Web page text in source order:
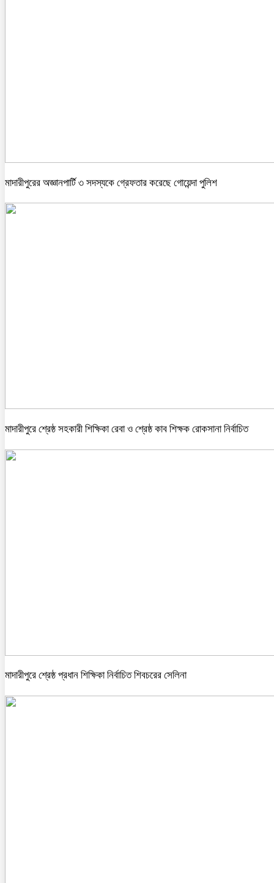
মাদারীপুরের অজ্ঞানপার্টি ৩ সদস্যকে গ্রেফতার করেছে গোয়েন্দা পুলিশ
মাদারীপুরে শ্রেষ্ঠ সহকারী শিক্ষিকা রেবা ও শ্রেষ্ঠ কাব শিক্ষক রোকসানা নির্বাচিত
মাদারীপুরে শ্রেষ্ঠ প্রধান শিক্ষিকা নির্বাচিত শিবচরের সেলিনা